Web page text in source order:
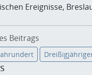
Ereignisse,
Beitrags